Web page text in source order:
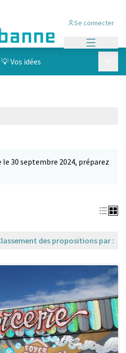
Se connecter
💡 Vos idées
30 septembre 2024, préparez
des propositions par :